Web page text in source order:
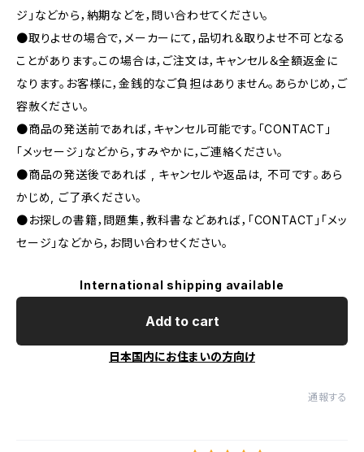
ジ」などから，納期などを，問い合わせてください。
●取りよせの場合で，メーカーにて，品切れ＆取りよせ不可となる
ことがあります。この場合は，ご注文は，キャンセル＆全額返金に
なります。お客様に，金銭的なご負担はありません。あらかじめ，ご
容赦ください。
●商品の発送前であれば，キャンセル可能です。「CONTACT」
「メッセージ」などから，すみやかに，ご連絡ください。
●商品の発送後であれば , キャンセルや返品は, 不可です｡あら
かじめ, ご了承ください｡
●お探しの書籍，問題集，教科書などあれば，「CONTACT」「メッ
セージ」などから，お問い合わせください。
International shipping available
Add to cart
日本国内にお住まいの方向け
通報する